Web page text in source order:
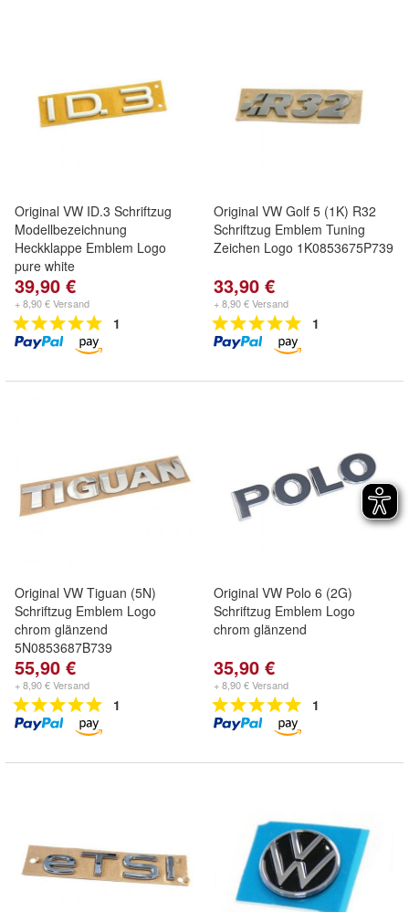
Original VW ID.3 Schriftzug
Modellbezeichnung
Heckklappe Emblem Logo
pure white
39,90 €
+ 8,90 € Versand
1
Original VW Golf 5 (1K) R32
Schriftzug Emblem Tuning
Zeichen Logo 1K0853675P739
33,90 €
+ 8,90 € Versand
1
Original VW Tiguan (5N)
Schriftzug Emblem Logo
chrom glänzend
5N0853687B739
55,90 €
+ 8,90 € Versand
1
Original VW Polo 6 (2G)
Schriftzug Emblem Logo
chrom glänzend
35,90 €
+ 8,90 € Versand
1